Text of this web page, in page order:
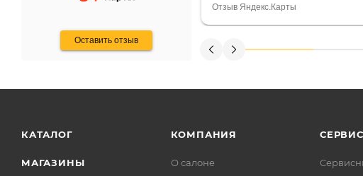
Оставить отзыв
Считаю, что это говорит о
Отзыв Яндекс.Карты
КАТАЛОГ
МАГАЗИНЫ
КОМПАНИЯ
О салоне
СЕРВИС